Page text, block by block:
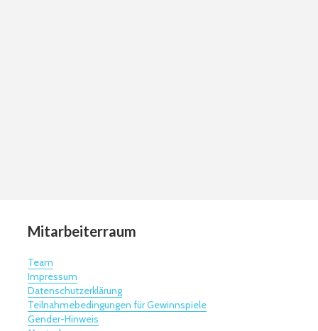
Mitarbeiterraum
Team
Impressum
Datenschutzerklärung
Teilnahmebedingungen für Gewinnspiele
Gender-Hinweis